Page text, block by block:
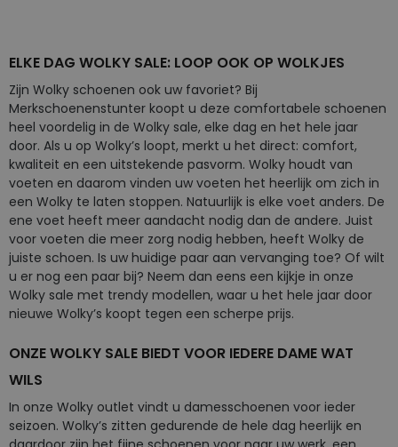
ELKE DAG WOLKY SALE: LOOP OOK OP WOLKJES
Zijn Wolky schoenen ook uw favoriet? Bij
Merkschoenenstunter koopt u deze comfortabele schoenen
heel voordelig in de Wolky sale, elke dag en het hele jaar
door. Als u op Wolky’s loopt, merkt u het direct: comfort,
kwaliteit en een uitstekende pasvorm. Wolky houdt van
voeten en daarom vinden uw voeten het heerlijk om zich in
een Wolky te laten stoppen. Natuurlijk is elke voet anders. De
ene voet heeft meer aandacht nodig dan de andere. Juist
voor voeten die meer zorg nodig hebben, heeft Wolky de
juiste schoen. Is uw huidige paar aan vervanging toe? Of wilt
u er nog een paar bij? Neem dan eens een kijkje in onze
Wolky sale met trendy modellen, waar u het hele jaar door
nieuwe Wolky’s koopt tegen een scherpe prijs.
ONZE WOLKY SALE BIEDT VOOR IEDERE DAME WAT
WILS
In onze Wolky outlet vindt u damesschoenen voor ieder
seizoen. Wolky’s zitten gedurende de hele dag heerlijk en